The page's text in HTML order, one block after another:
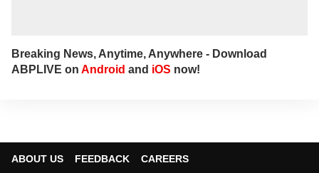
Breaking News, Anytime, Anywhere - Download
ABPLIVE on Android and iOS now!
ABOUT US FEEDBACK
CAREERS